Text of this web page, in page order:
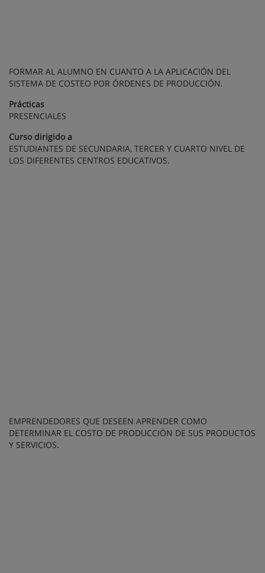
FORMAR AL ALUMNO EN CUANTO A LA APLICACIÓN DEL
SISTEMA DE COSTEO POR ÓRDENES DE PRODUCCIÓN.
Prácticas
PRESENCIALES
Curso dirigido a
ESTUDIANTES DE SECUNDARIA, TERCER Y CUARTO NIVEL DE
LOS DIFERENTES CENTROS EDUCATIVOS.
EMPRENDEDORES QUE DESEEN APRENDER COMO
DETERMINAR EL COSTO DE PRODUCCIÓN DE SUS PRODUCTOS
Y SERVICIOS.